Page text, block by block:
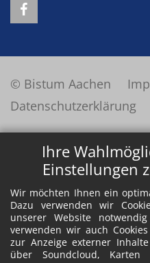
Ihre
Einstellungen
Wir möchten Ihnen ein
Dazu verwenden wir
unserer Website
verwenden wir auch
zur Anzeige externer
über Soundcloud,
© Bistum Aachen
Datenschutzerklärung